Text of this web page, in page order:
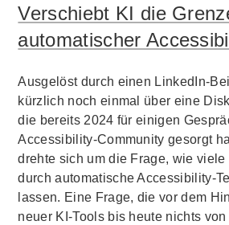
Verschiebt KI die
automatischer
Ausgelöst durch einen LinkedIn-
kürzlich noch einmal über eine
die bereits 2024 für einigen
Accessibility-Community gesorgt
drehte sich um die Frage, wie viele
durch automatische Accessibility-
lassen. Eine Frage, die vor dem
neuer KI-Tools bis heute nichts